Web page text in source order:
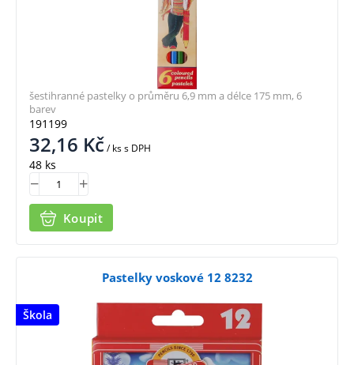
191199
32,16 Kč/ kss DPH
48 ks
Koupit
šestihranné pastelky o průměru 6,9 mm a délce 175 mm, 6
barev
Škola
Pastelky voskové 12 8232